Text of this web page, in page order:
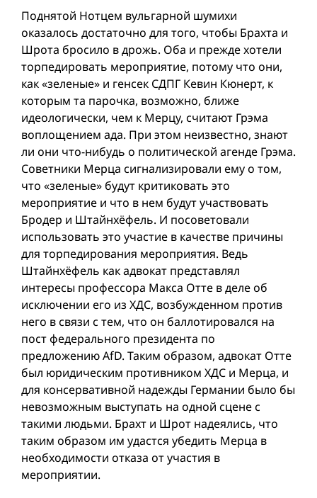
Поднятой Нотцем вульгарной шумихи
оказалось достаточно для того, чтобы Брахта и
Шрота бросило в дрожь. Оба и прежде хотели
торпедировать мероприятие, потому что они,
как «зеленые» и генсек СДПГ Кевин Кюнерт, к
которым та парочка, возможно, ближе
идеологически, чем к Мерцу, считают Грэма
воплощением ада. При этом неизвестно, знают
ли они что-нибудь о политической агенде Грэма.
Советники Мерца сигнализировали ему о том,
что «зеленые» будут критиковать это
мероприятие и что в нем будут участвовать
Бродер и Штайнхёфель. И посоветовали
использовать это участие в качестве причины
для торпедирования мероприятия. Ведь
Штайнхёфель как адвокат представлял
интересы профессора Макса Отте в деле об
исключении его из ХДС, возбужденном против
него в связи с тем, что он баллотировался на
пост федерального президента по
предложению AfD. Таким образом, адвокат Отте
был юридическим противником ХДС и Мерца, и
для консервативной надежды Германии было бы
невозможным выступать на одной сцене с
такими людьми. Брахт и Шрот надеялись, что
таким образом им удастся убедить Мерца в
необходимости отказа от участия в
мероприятии.